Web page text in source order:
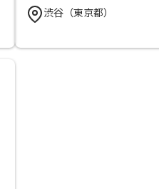
渋谷（東京都）